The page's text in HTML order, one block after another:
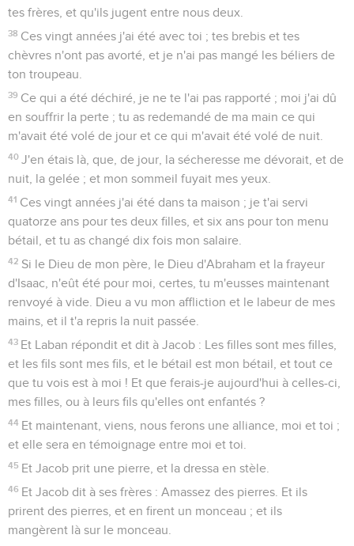
tes frères, et qu'ils jugent entre nous deux.
38 Ces vingt années j'ai été avec toi ; tes brebis et tes
chèvres n'ont pas avorté, et je n'ai pas mangé les béliers de
ton troupeau.
39 Ce qui a été déchiré, je ne te l'ai pas rapporté ; moi j'ai dû
en souffrir la perte ; tu as redemandé de ma main ce qui
m'avait été volé de jour et ce qui m'avait été volé de nuit.
40 J'en étais là, que, de jour, la sécheresse me dévorait, et de
nuit, la gelée ; et mon sommeil fuyait mes yeux.
41 Ces vingt années j'ai été dans ta maison ; je t'ai servi
quatorze ans pour tes deux filles, et six ans pour ton menu
bétail, et tu as changé dix fois mon salaire.
42 Si le Dieu de mon père, le Dieu d'Abraham et la frayeur
d'Isaac, n'eût été pour moi, certes, tu m'eusses maintenant
renvoyé à vide. Dieu a vu mon affliction et le labeur de mes
mains, et il t'a repris la nuit passée.
43 Et Laban répondit et dit à Jacob : Les filles sont mes filles,
et les fils sont mes fils, et le bétail est mon bétail, et tout ce
que tu vois est à moi ! Et que ferais-je aujourd'hui à celles-ci,
mes filles, ou à leurs fils qu'elles ont enfantés ?
44 Et maintenant, viens, nous ferons une alliance, moi et toi ;
et elle sera en témoignage entre moi et toi.
45 Et Jacob prit une pierre, et la dressa en stèle.
46 Et Jacob dit à ses frères : Amassez des pierres. Et ils
prirent des pierres, et en firent un monceau ; et ils
mangèrent là sur le monceau.